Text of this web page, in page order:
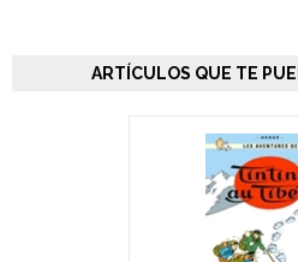
ARTÍCULOS QUE TE